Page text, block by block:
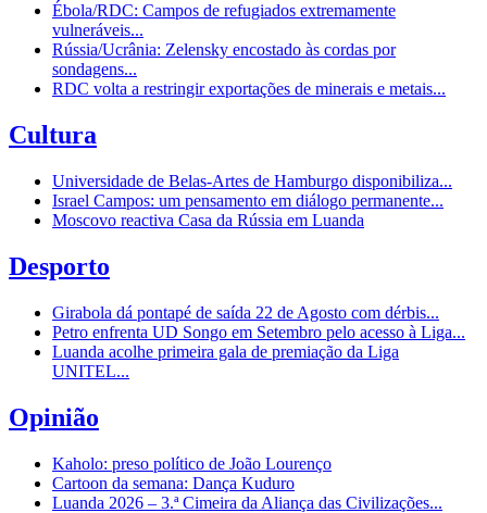
Ébola/RDC: Campos de refugiados extremamente
vulneráveis...
Rússia/Ucrânia: Zelensky encostado às cordas por
sondagens...
RDC volta a restringir exportações de minerais e metais...
Cultura
Universidade de Belas-Artes de Hamburgo disponibiliza...
Israel Campos: um pensamento em diálogo permanente...
Moscovo reactiva Casa da Rússia em Luanda
Desporto
Girabola dá pontapé de saída 22 de Agosto com dérbis...
Petro enfrenta UD Songo em Setembro pelo acesso à Liga...
Luanda acolhe primeira gala de premiação da Liga
UNITEL...
Opinião
Kaholo: preso político de João Lourenço
Cartoon da semana: Dança Kuduro
Luanda 2026 – 3.ª Cimeira da Aliança das Civilizações...